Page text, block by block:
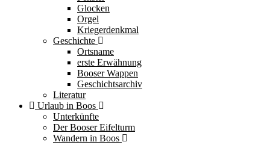
Glocken
Orgel
Kriegerdenkmal
Geschichte
Ortsname
erste Erwähnung
Booser Wappen
Geschichtsarchiv
Literatur
Urlaub in Boos
Unterkünfte
Der Booser Eifelturm
Wandern in Boos